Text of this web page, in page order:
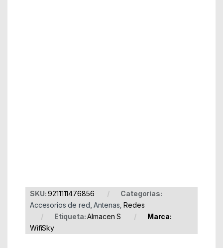
SKU:9211111476856
Categorías:
Accesorios de red ,Antenas ,Redes
Etiqueta:Almacen S
Marca:
WifiSky